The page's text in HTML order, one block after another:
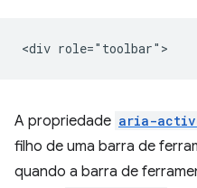
A propriedade aria-
filho de uma barra de
quando a barra de